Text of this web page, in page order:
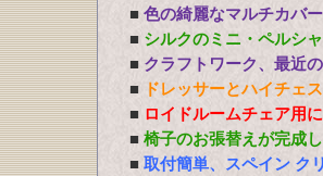
■ 色の綺麗なマルチカバ
■ シルクのミニ・ペルシ
■ クラフトワーク、最近
■
ドレッサーとハイチェ
■ ロイドルームチェア用
■ 椅子のお張替えが完成
■ 取付簡単、スペイン ク